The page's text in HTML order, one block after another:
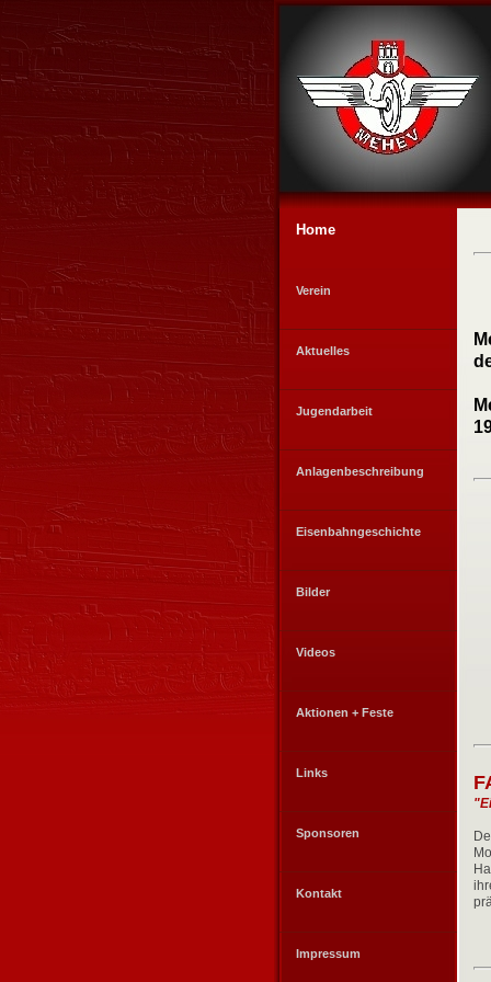
Home
Verein
Aktuelles
Jugendarbeit
Anlagenbeschreibung
Eisenbahngeschichte
Bilder
Videos
Aktionen + Feste
Links
Sponsoren
Kontakt
Impressum